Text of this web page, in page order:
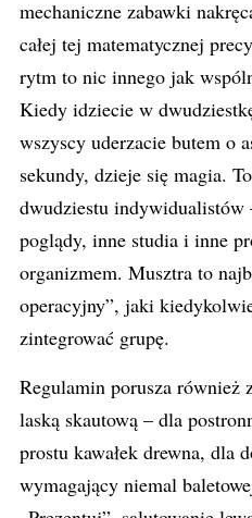
mechaniczne zabawki
całej tej matematycznej
rytm to nic innego jak
Kiedy idziecie w
wszyscy uderzacie butem o
sekundy, dzieje się magia.
dwudziestu
poglądy, inne studia i inne
organizmem. Musztra to
operacyjny”, jaki
zintegrować grupę.
Regulamin porusza również
laską skautową – dla
prostu kawałek drewna, dla
wymagający niemal